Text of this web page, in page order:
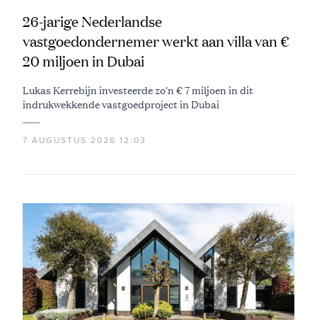
26-jarige Nederlandse
vastgoedondernemer werkt aan villa van €
20 miljoen in Dubai
Lukas Kerrebijn investeerde zo'n € 7 miljoen in dit
indrukwekkende vastgoedproject in Dubai
7 AUGUSTUS 2026 12:03